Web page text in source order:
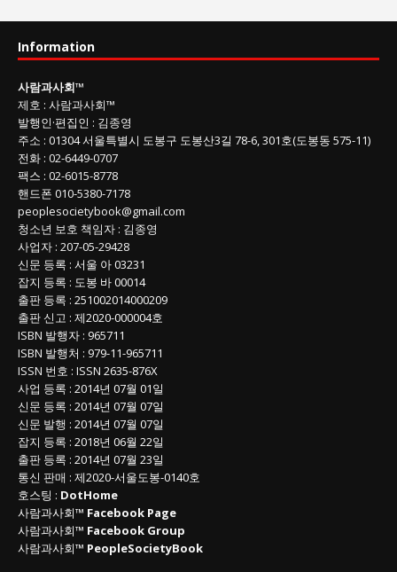
회
목
록
Information
사람과사회™
제호 : 사람과사회™
발행인·편집인 : 김종영
주소 : 01304서울특별시 도봉구 도봉산3길 78-6, 301호(도봉동 575-11)
전화 : 02-6449-0707
팩스 : 02-6015-8778
핸드폰 010-5380-7178
peoplesocietybook@gmail.com
청소년 보호 책임자 : 김종영
사업자 : 207-05-29428
신문 등록 : 서울 아 03231
잡지 등록 : 도봉 바 00014
출판 등록 : 251002014000209
출판 신고 : 제2020-000004호
ISBN 발행자 : 965711
ISBN 발행처 : 979-11-965711
ISSN 번호 : ISSN 2635-876X
사업 등록 : 2014년 07월 01일
신문 등록 : 2014년 07월 07일
신문 발행 : 2014년 07월 07일
잡지 등록 : 2018년 06월 22일
출판 등록 : 2014년 07월 23일
통신 판매 : 제2020-서울도봉-0140호
호스팅 : DotHome
사람과사회™ Facebook Page
사람과사회™ Facebook Group
사람과사회™ PeopleSocietyBook